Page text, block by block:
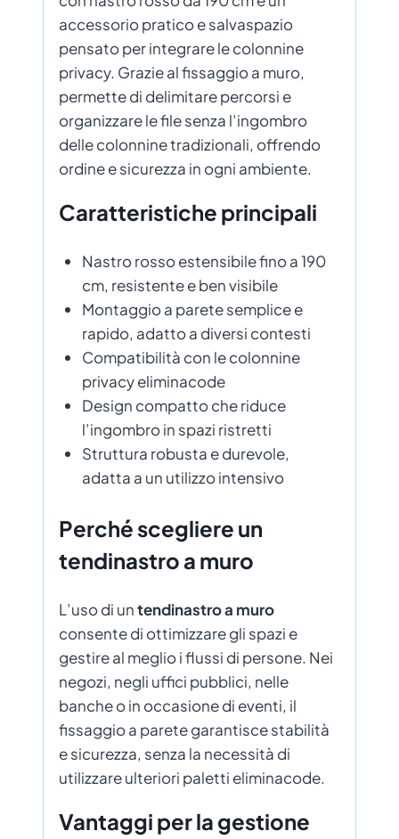
accessorio pratico e salvaspazio
pensato per integrare le colonnine
privacy. Grazie al fissaggio a muro,
permette di delimitare percorsi e
organizzare le file senza l’ingombro
delle colonnine tradizionali, offrendo
ordine e sicurezza in ogni ambiente.
Caratteristiche principali
Nastro rosso estensibile fino a 190
cm, resistente e ben visibile
Montaggio a parete semplice e
rapido, adatto a diversi contesti
Compatibilità con le colonnine
privacy eliminacode
Design compatto che riduce
l’ingombro in spazi ristretti
Struttura robusta e durevole,
adatta a un utilizzo intensivo
Perché scegliere un
tendinastro a muro
L’uso di untendinastro a muro
consente di ottimizzare gli spazi e
gestire al meglio i flussi di persone. Nei
negozi, negli uffici pubblici, nelle
banche o in occasione di eventi, il
fissaggio a parete garantisce stabilità
e sicurezza, senza la necessità di
utilizzare ulteriori paletti eliminacode.
Vantaggi per la gestione